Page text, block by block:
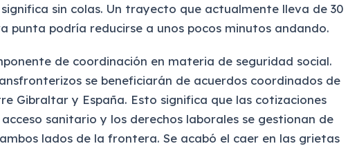
sin colas. Un trayecto que actualmente lleva de 30
punta podría reducirse a unos pocos minutos andando.
de coordinación en materia de seguridad social.
se beneficiarán de acuerdos coordinados de
Gibraltar y España. Esto significa que las cotizaciones
sanitario y los derechos laborales se gestionan de
lados de la frontera. Se acabó el caer en las grietas